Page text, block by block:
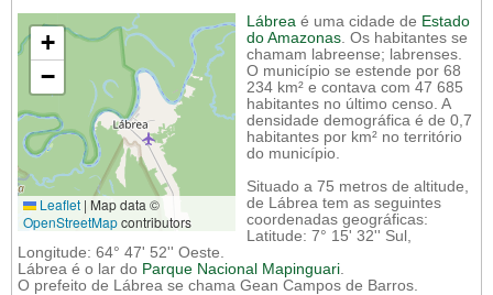
+
−
Leaflet | Map data ©
OpenStreetMapcontributors
Lábrea é uma cidade de Estado
do Amazonas. Os habitantes se
chamam labreense; labrenses.
O município se estende por 68
234 km² e contava com 47 685
habitantes no último censo. A
densidade demográfica é de 0,7
habitantes por km² no território
do município.
Situado a 75 metros de altitude,
de Lábrea tem as seguintes
coordenadas geográficas:
Latitude: 7° 15' 32'' Sul,
Longitude: 64° 47' 52'' Oeste.
Lábrea é o lar do Parque Nacional Mapinguari.
O prefeito de Lábrea se chama Gean Campos de Barros.